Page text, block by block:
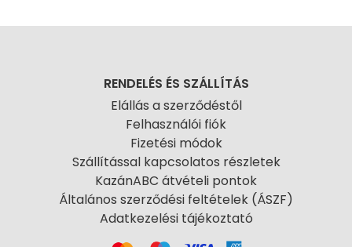
RENDELÉS ÉS SZÁLLÍTÁS
Elállás a szerződéstől
Felhasználói fiók
Fizetési módok
Szállítással kapcsolatos részletek
KazánABC átvételi pontok
Általános szerződési feltételek (ÁSZF)
Adatkezelési tájékoztató